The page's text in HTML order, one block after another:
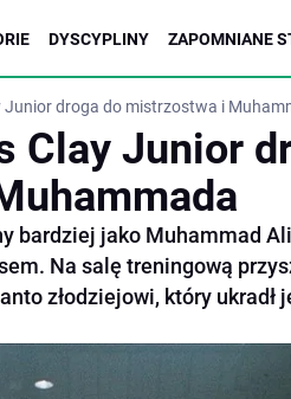
DYSCYPLINY ZAPOMNIANE
Junior droga do mistrzostwa i
Clay Junior
bardziej jako Muhammad
Na salę treningową
złodziejowi, który ukradł